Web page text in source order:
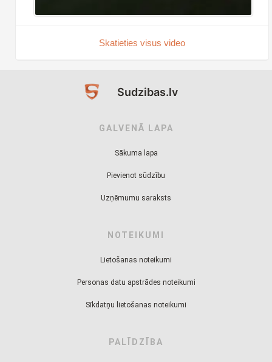
Skatieties visus video
Sudzibas.lv
GALVENĀ LAPA
Sākuma lapa
Pievienot sūdzību
Uzņēmumu saraksts
NOTEIKUMI
Lietošanas noteikumi
Personas datu apstrādes noteikumi
Sīkdatņu lietošanas noteikumi
PALĪDZĪBA